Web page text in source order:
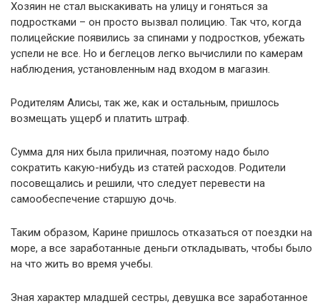
Хозяин не стал выскакивать на улицу и гоняться за
подростками – он просто вызвал полицию. Так что, когда
полицейские появились за спинами у подростков, убежать
успели не все. Но и беглецов легко вычислили по камерам
наблюдения, установленным над входом в магазин.
Родителям Алисы, так же, как и остальным, пришлось
возмещать ущерб и платить штраф.
Сумма для них была приличная, поэтому надо было
сократить какую-нибудь из статей расходов. Родители
посовещались и решили, что следует перевести на
самообеспечение старшую дочь.
Таким образом, Карине пришлось отказаться от поездки на
море, а все заработанные деньги откладывать, чтобы было
на что жить во время учебы.
Зная характер младшей сестры, девушка все заработанное